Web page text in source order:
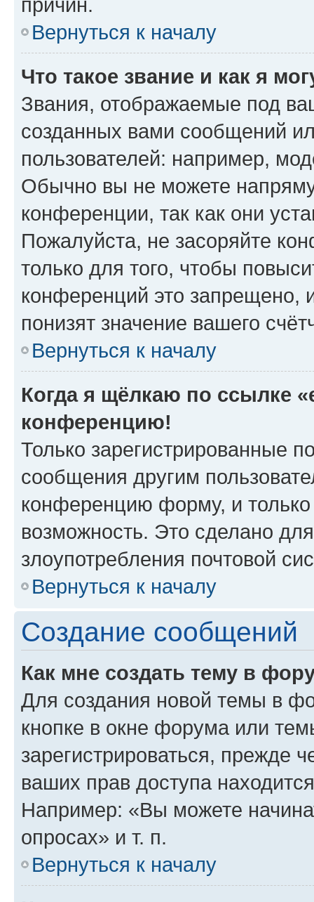
Вернуться к началу
Что такое звание и как я
Звания, отображаемые под
созданных вами сообщений
пользователей: например,
Обычно вы не можете
конференции, так как они
Пожалуйста, не засоряйте
только для того, чтобы
конференций это запрещено,
понизят значение вашего
Вернуться к началу
Когда я щёлкаю по ссылке
конференцию!
Только зарегистрированные
сообщения другим
конференцию форму, и
возможность. Это сделано
злоупотребления почтовой
Вернуться к началу
Создание сообщений
Как мне создать тему в
Для создания новой темы в
кнопке в окне форума или
зарегистрироваться, прежде
ваших прав доступа
Например: «Вы можете
опросах» и т. п.
Вернуться к началу